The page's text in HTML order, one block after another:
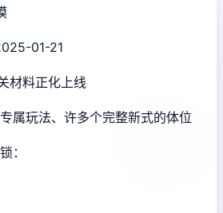
01-21
材料正化上线
属玩法、许多个完整新式的体位
：